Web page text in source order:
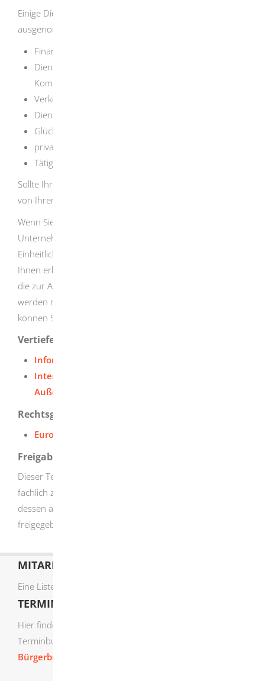
Einige Dienstleistungsbereiche sind ausdrücklich
ausgenommen.
Finanzdienstleistungen
Dienstleistungen im Bereich der elektronischen
Kommunikation
Verkehrsdienstleistungen
Dienstleistungen von Leiharbeitsagenturen
Glücksspiele, die einen geldwerten Einsatz verlangen
private Sicherheitsdienste und
Tätigkeiten von Notaren und Gerichtsvollziehern
Sollte Ihre Dienstleistung darunter sein, lassen Sie sich
von Ihrem Einheitlichen Ansprechpartner beraten.
Wenn Sie als Dienstleister in einem anderen EU-Land ein
Unternehmen gründen möchten, unterstützen Sie die
Einheitlichen Ansprechpartner in diesem EU-Land. Bei
Ihnen erhalten Sie alle Informationen über die Verfahren,
die zur Ausübung Ihrer speziellen Tätigkeit erledigt
werden müssen. Alle dazu notwendigen Formalitäten
können Sie online erledigen.
Vertiefende Informationen
Informationen der Europäischen Union
Internetseiten der Gesellschaft für
Außenwirtschaft und Standortmarketing mbH
Rechtsgrundlage
Europäische Dienstleistungsrichtlinie
Freigabevermerk
Dieser Text entstand in enger Zusammenarbeit mit den
fachlich zuständigen Stellen. Das
dessen ausführliche Fassung am 15.05.2018
freigegeben.
MITARBEITERLISTE
Eine Liste der Mitarbeiter von A-Z finden Sie
TERMIN ONLINE BUCHEN
Hier finden Sie die verfügbaren Sachgebiete zur Online-
Terminbuchung:
Bürgerbüro Termine online buchen